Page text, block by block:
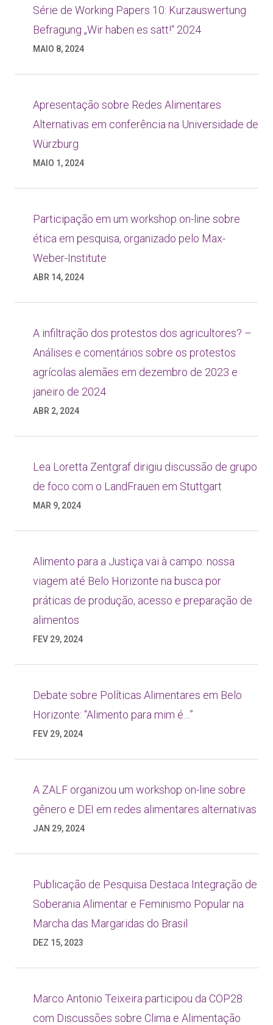
Série de Working Papers 10: Kurzauswertung
Befragung „Wir haben es satt!“ 2024
MAIO 8, 2024
Apresentação sobre Redes Alimentares
Alternativas em conferência na Universidade de
Würzburg
MAIO 1, 2024
Participação em um workshop on-line sobre
ética em pesquisa, organizado pelo Max-
Weber-Institute
ABR 14, 2024
A infiltração dos protestos dos agricultores? –
Análises e comentários sobre os protestos
agrícolas alemães em dezembro de 2023 e
janeiro de 2024
ABR 2, 2024
Lea Loretta Zentgraf dirigiu discussão de grupo
de foco com o LandFrauen em Stuttgart
MAR 9, 2024
Alimento para a Justiça vai à campo: nossa
viagem até Belo Horizonte na busca por
práticas de produção, acesso e preparação de
alimentos
FEV 29, 2024
Debate sobre Políticas Alimentares em Belo
Horizonte: “Alimento para mim é…”
FEV 29, 2024
A ZALF organizou um workshop on-line sobre
gênero e DEI em redes alimentares alternativas
JAN 29, 2024
Publicação de Pesquisa Destaca Integração de
Soberania Alimentar e Feminismo Popular na
Marcha das Margaridas do Brasil
DEZ 15, 2023
Marco Antonio Teixeira participou da COP28
com Discussões sobre Clima e Alimentação